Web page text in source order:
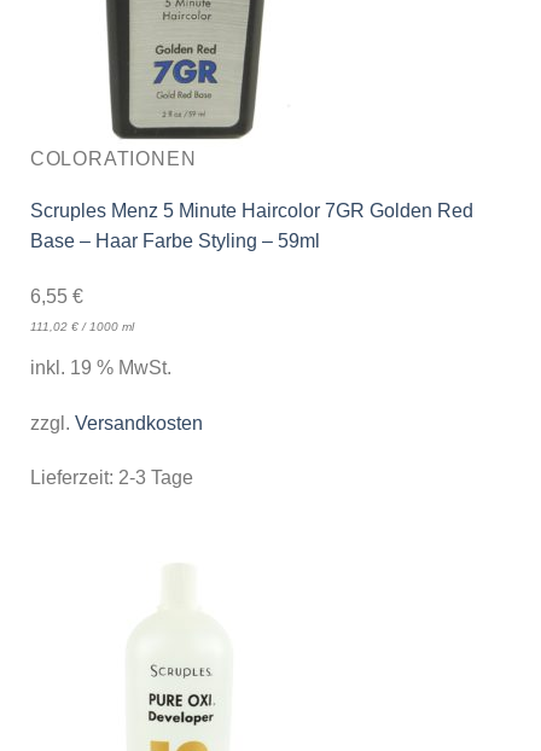
COLORATIONEN
Scruples Menz 5 Minute Haircolor 7GR Golden Red
Base – Haar Farbe Styling – 59ml
6,55 €
111,02 €/ 1000 ml
inkl. 19 % MwSt.
zzgl. Versandkosten
Lieferzeit: 2-3 Tage